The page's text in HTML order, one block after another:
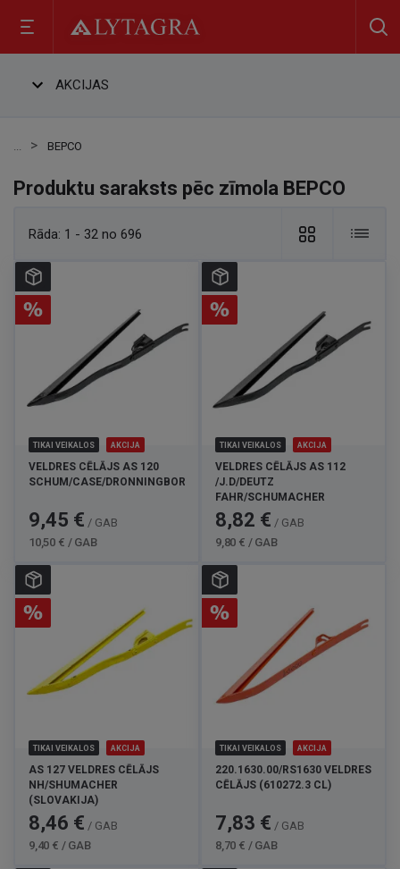
AKCIJAS
BEPCO
Produktu saraksts pēc zīmola BEPCO
Rāda: 1 - 32 no 696
TIKAI VEIKALOS AKCIJA
VELDRES CĒLĀJS AS 120
SCHUM/CASE/DRONNINGBORG/D
Cena
9,45 € / GAB
10,50 € / GAB
TIKAI VEIKALOS AKCIJA
VELDRES CĒLĀJS AS 112
/J.D/DEUTZ
FAHR/SCHUMACHER
Cena
8,82 € / GAB
9,80 € / GAB
TIKAI VEIKALOS AKCIJA
AS 127 VELDRES CĒLĀJS
NH/SHUMACHER
(SLOVAKIJA)
Cena
8,46 € / GAB
9,40 € / GAB
TIKAI VEIKALOS AKCIJA
220.1630.00/RS1630 VELDRES
CĒLĀJS (610272.3 CL)
Cena
7,83 € / GAB
8,70 € / GAB